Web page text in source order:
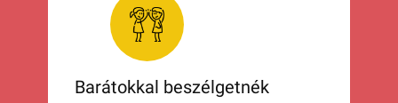
Barátokkal beszélgetnék